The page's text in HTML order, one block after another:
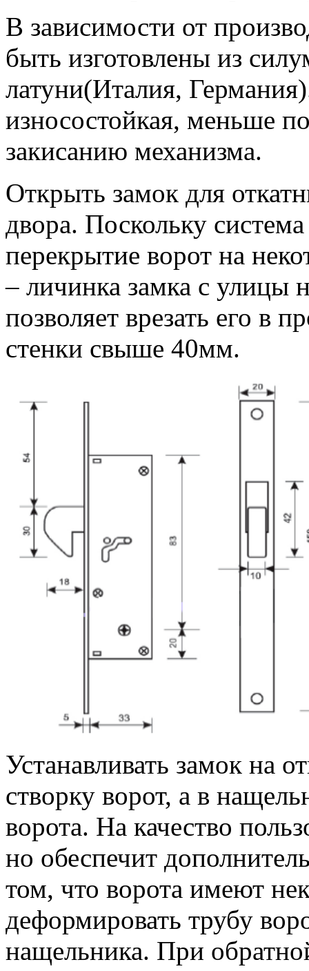
В зависимости от
быть изготовлены из
латуни(Италия,
износостойкая, меньше
закисанию механизма.
Открыть замок для
двора. Поскольку
перекрытие ворот на
– личинка замка с улицы
позволяет врезать его в
стенки свыше 40мм.
Устанавливать замок на
створку ворот, а в
ворота. На качество
но обеспечит
том, что ворота имеют
деформировать трубу
нащельника. При